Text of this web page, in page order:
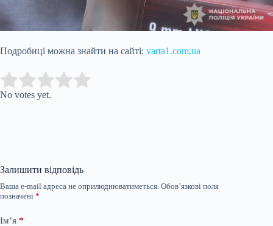
Подробиці можна знайти на сайті: varta1.com.ua
Rate this item:
No votes yet.
Залишити відповідь
Ваша e-mail адреса не оприлюднюватиметься. Обов’язкові поля
позначені *
Ім’я *